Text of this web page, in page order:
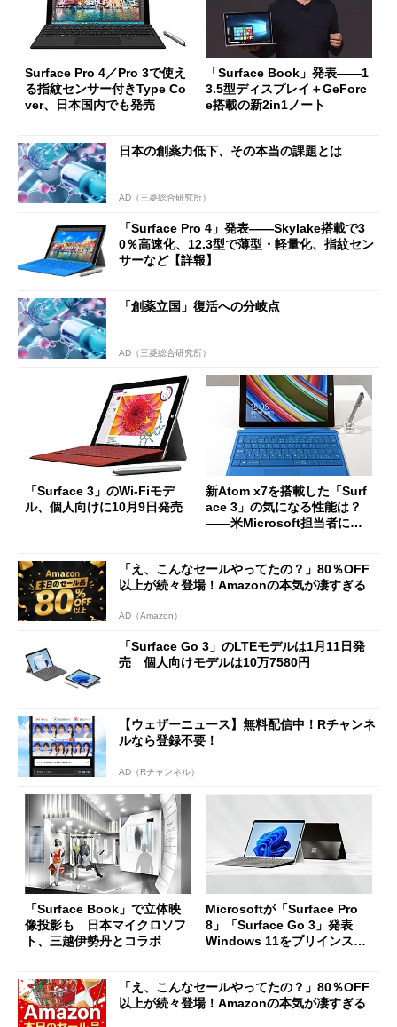
Surface Pro 4／Pro 3で使え
る指紋センサー付きType Co
ver、日本国内でも発売
「Surface Book」発表――1
3.5型ディスプレイ＋GeForc
e搭載の新2in1ノート
日本の創薬力低下、その本当の課題とは
AD（三菱総合研究所）
「Surface Pro 4」発表――Skylake搭載で3
0％高速化、12.3型で薄型・軽量化、指紋セン
サーなど【詳報】
「創薬立国」復活への分岐点
AD（三菱総合研究所）
「Surface 3」のWi-Fiモデ
ル、個人向けに10月9日発売
新Atom x7を搭載した「Surf
ace 3」の気になる性能は？
――米Microsoft担当者に聞
「え、こんなセールやってたの？」80％OFF
以上が続々登場！Amazonの本気が凄すぎる
AD（Amazon）
「Surface Go 3」のLTEモデルは1月11日発
売 個人向けモデルは10万7580円
【ウェザーニュース】無料配信中！Rチャンネ
ルなら登録不要！
AD（Rチャンネル）
「Surface Book」で立体映
像投影も 日本マイクロソフ
ト、三越伊勢丹とコラボ
Microsoftが「Surface Pro
8」「Surface Go 3」発表
Windows 11をプリインスト
「え、こんなセールやってたの？」80％OFF
以上が続々登場！Amazonの本気が凄すぎる